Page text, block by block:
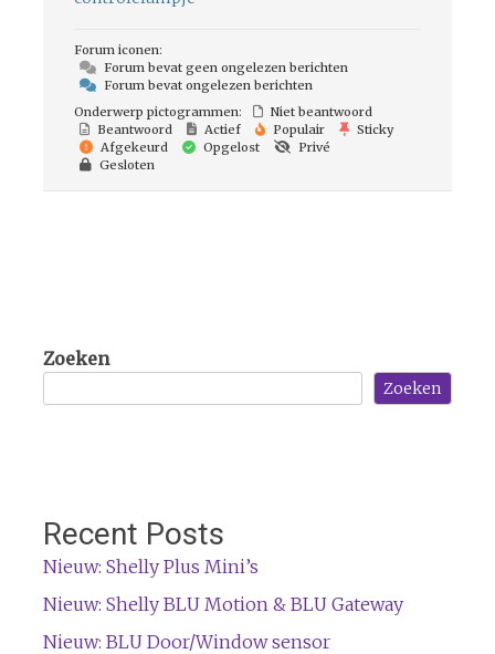
Forum iconen:
Forum bevat geen ongelezen berichten
Forum bevat ongelezen berichten
Onderwerp pictogrammen:
Niet beantwoord
Beantwoord
Actief Populair
Sticky
Afgekeurd
Opgelost
Privé
Gesloten
Zoeken
Zoeken
Recent Posts
Nieuw: Shelly Plus Mini’s
Nieuw: Shelly BLU Motion & BLU Gateway
Nieuw: BLU Door/Window sensor